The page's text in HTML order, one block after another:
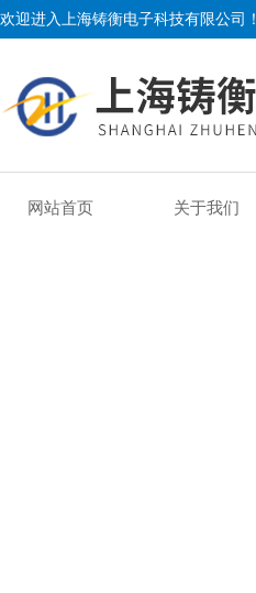
欢迎进入上海铸衡电子科技有限公司！
网站首页 关于我们